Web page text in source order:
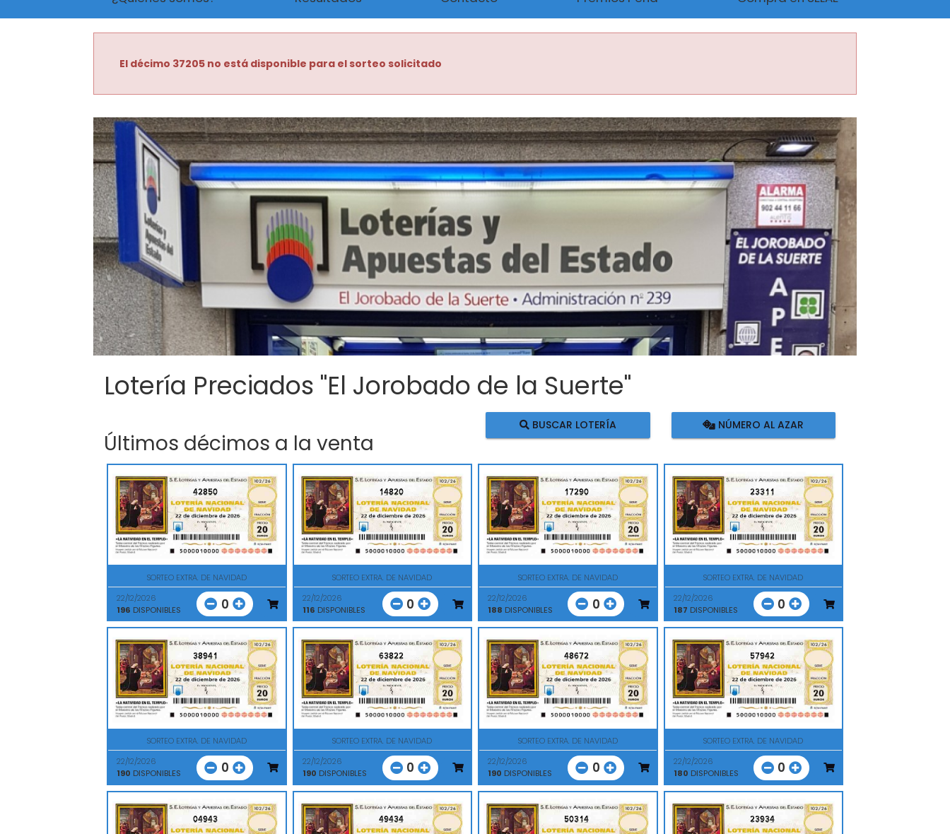
El décimo 37205 no está disponible para el sorteo solicitado
Lotería Preciados "El Jorobado de la Suerte"
Últimos décimos a la venta
BUSCAR LOTERÍA NÚMERO AL AZAR
42850
SORTEO EXTRA. DE NAVIDAD
22/12/2026
196 DISPONIBLES 0
14820
SORTEO EXTRA. DE NAVIDAD
22/12/2026
116 DISPONIBLES 0
17290
SORTEO EXTRA. DE NAVIDAD
22/12/2026
188 DISPONIBLES 0
23311
SORTEO EXTRA. DE NAVIDAD
22/12/2026
187 DISPONIBLES 0
38941
SORTEO EXTRA. DE NAVIDAD
22/12/2026
190 DISPONIBLES 0
63822
SORTEO EXTRA. DE NAVIDAD
22/12/2026
190 DISPONIBLES 0
48672
SORTEO EXTRA. DE NAVIDAD
22/12/2026
190 DISPONIBLES 0
57942
SORTEO EXTRA. DE NAVIDAD
22/12/2026
180 DISPONIBLES 0
04943 49434 50314 23934